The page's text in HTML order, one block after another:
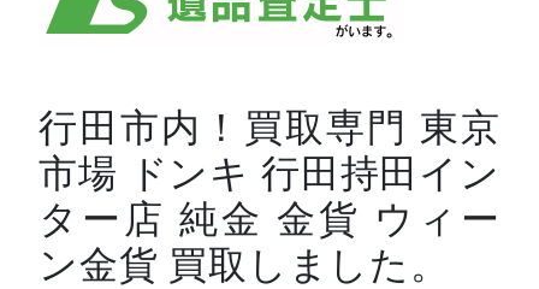
行田市内！買取専門 東京
市場 ドンキ 行田持田イン
ター店 純金 金貨 ウィー
ン金貨 買取しました。